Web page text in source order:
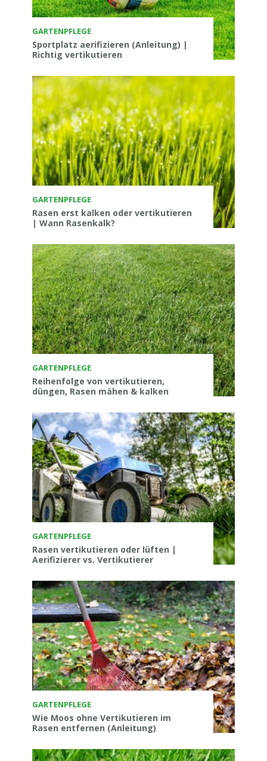
GARTENPFLEGE
Sportplatz aerifizieren (Anleitung) |
Richtig vertikutieren
GARTENPFLEGE
Rasen erst kalken oder vertikutieren
| Wann Rasenkalk?
GARTENPFLEGE
Reihenfolge von vertikutieren,
düngen, Rasen mähen & kalken
GARTENPFLEGE
Rasen vertikutieren oder lüften |
Aerifizierer vs. Vertikutierer
GARTENPFLEGE
Wie Moos ohne Vertikutieren im
Rasen entfernen (Anleitung)